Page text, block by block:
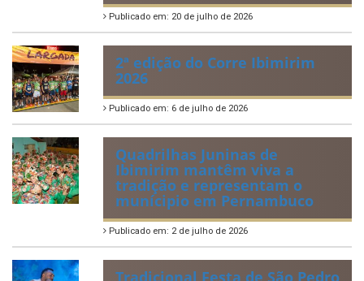
Publicado em: 20 de julho de 2026
2ª edição do Corre Ibimirim
2026
Publicado em: 6 de julho de 2026
Quadrilhas Juninas de
Ibimirim mantêm viva a
tradição e representam o
munícipio em Pernambuco
Publicado em: 2 de julho de 2026
Tradicional Festa de São Pedro